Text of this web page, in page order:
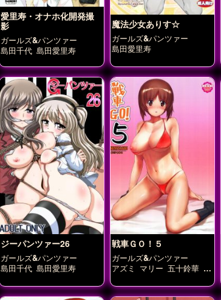
愛里寿・オナホ化開発撮
影
ガールズ&パンツァー
島田千代 島田愛里寿
魔法少女ありす☆
ガールズ&パンツァー
島田愛里寿
ジーパンツァー26
ガールズ&パンツァー
島田千代 島田愛里寿
戦車ＧＯ！５
ガールズ&パンツァー
アズミ
マリー 五十鈴華 小
島田愛里寿 武部沙
織 西住しほ 西住みほ 西絹
代